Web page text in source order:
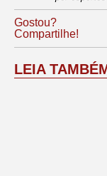
Gostou?
Compartilhe!
LEIA